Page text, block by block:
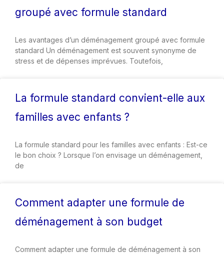
groupé avec formule standard
Les avantages d’un déménagement groupé avec formule
standard Un déménagement est souvent synonyme de
stress et de dépenses imprévues. Toutefois,
La formule standard convient-elle aux
familles avec enfants ?
La formule standard pour les familles avec enfants : Est-ce
le bon choix ? Lorsque l’on envisage un déménagement,
de
Comment adapter une formule de
déménagement à son budget
Comment adapter une formule de déménagement à son